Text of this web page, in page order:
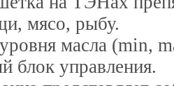
мясо, рыбу.
масла (min,
блок управления.